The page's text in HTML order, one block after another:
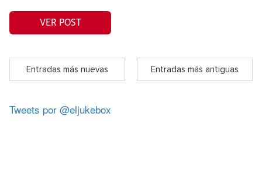
VER POST
Entradas más nuevas Entradas más antiguas
Tweets por @eljukebox